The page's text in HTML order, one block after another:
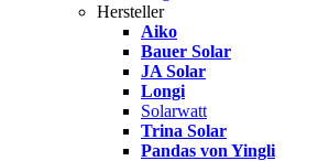
Hersteller
Aiko
Bauer Solar
JA Solar
Longi
Solarwatt
Trina Solar
Pandas von Yingli